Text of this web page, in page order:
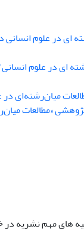
ای در علوم انسانی
ای در علوم
میان‌رشته‌ای
«مطالعات
های مهم نشریه در